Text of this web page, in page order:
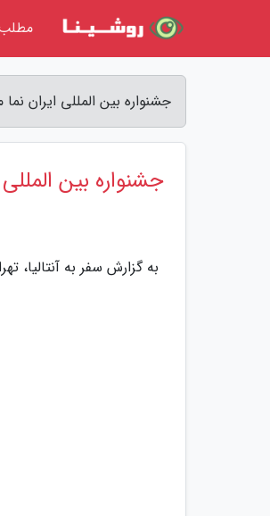
جشنواره بین المللی ایران
جشنواره بین
به گزارش سفر به آنتالیا، تهران (پانا) -